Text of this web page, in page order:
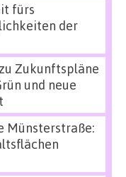
fürs
der
Zukunftspläne
und neue
Münsterstraße: